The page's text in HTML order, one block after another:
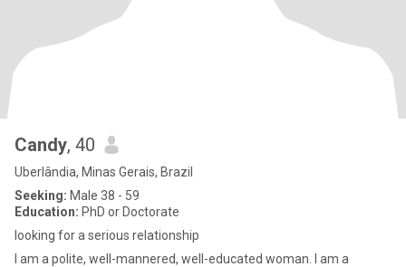
Candy, 40
Uberlândia, Minas Gerais, Brazil
Seeking: Male 38 - 59
Education: PhD or Doctorate
looking for a serious relationship
I am a polite, well-mannered, well-educated woman. I am a